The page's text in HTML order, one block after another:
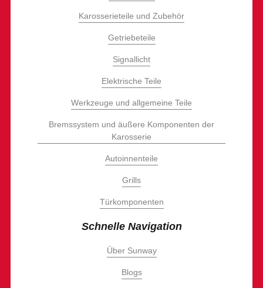
Karosserieteile und Zubehör
Getriebeteile
Signallicht
Elektrische Teile
Werkzeuge und allgemeine Teile
Bremssystem und äußere Komponenten der
Karosserie
Autoinnenteile
Grills
Türkomponenten
Schnelle Navigation
Über Sunway
Blogs